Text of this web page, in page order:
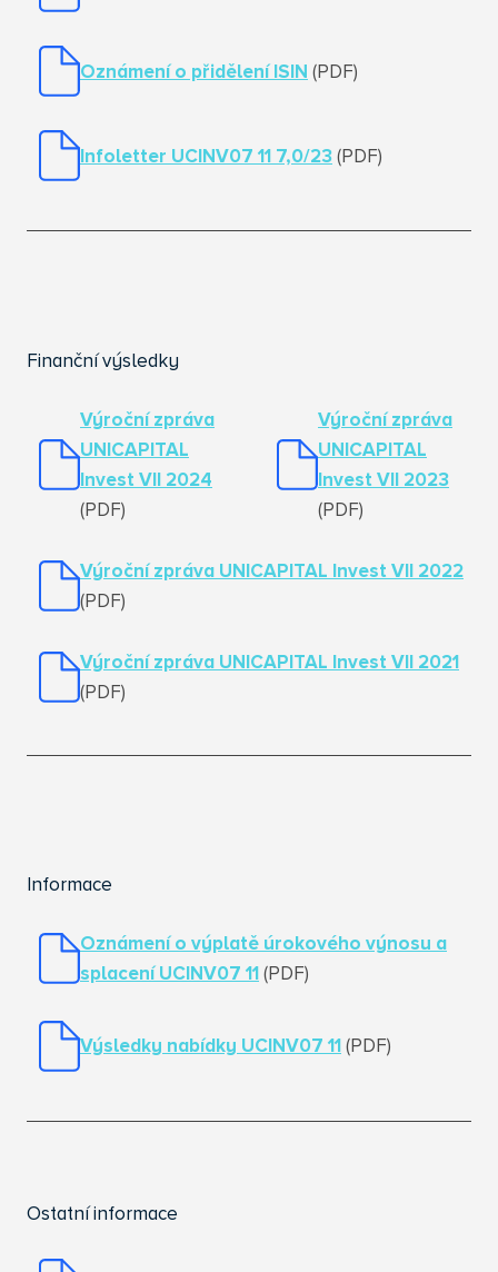
Oznámení o přidělení ISIN (PDF)
Infoletter UCINV07 11 7,0/23 (PDF)
Finanční výsledky
Výroční zpráva
UNICAPITAL
Invest VII 2024
(PDF)
Výroční zpráva
UNICAPITAL
Invest VII 2023
(PDF)
Výroční zpráva UNICAPITAL Invest VII 2022
(PDF)
Výroční zpráva UNICAPITAL Invest VII 2021
(PDF)
Informace
Oznámení o výplatě úrokového výnosu a
splacení UCINV07 11 (PDF)
Výsledky nabídky UCINV07 11 (PDF)
Ostatní informace